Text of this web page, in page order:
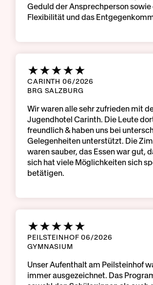
Geduld der Ansprechperson sowie
Flexibilität und das
CARINTH 06/2026
BRG SALZBURG
Wir waren alle sehr zufrieden mit
Jugendhotel Carinth. Die Leute
freundlich & haben uns bei
Gelegenheiten unterstützt. Die
waren sauber, das Essen war gut,
sich hat viele Möglichkeiten sich
betätigen.
PEILSTEINHOF 06/2026
GYMNASIUM
Unser Aufenthalt am Peilsteinhof
immer ausgezeichnet. Das